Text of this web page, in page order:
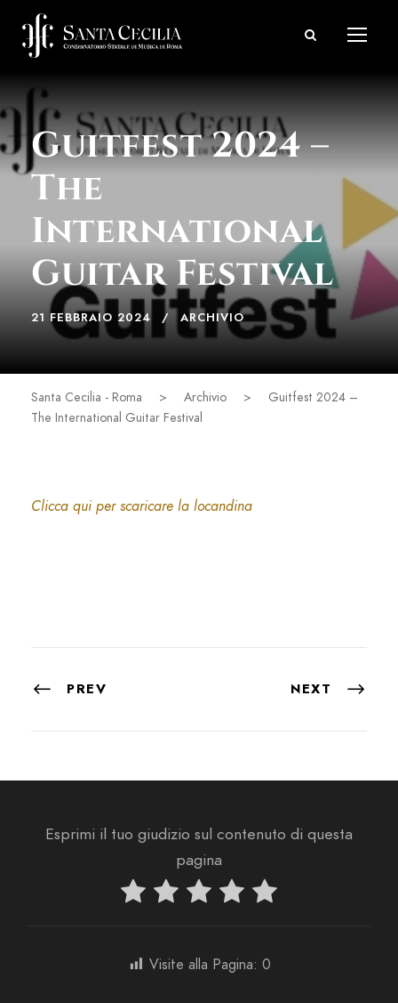
Guitfest 2024 –
The
International
Guitar Festival
21 FEBBRAIO 2024 ARCHIVIO
Santa Cecilia - Roma > Archivio >
Guitfest 2024 –
The International Guitar Festival
Clicca qui per scaricare la locandina
PREV NEXT
Esprimi il tuo giudizio sul contenuto di questa
pagina
Visite alla Pagina: 0